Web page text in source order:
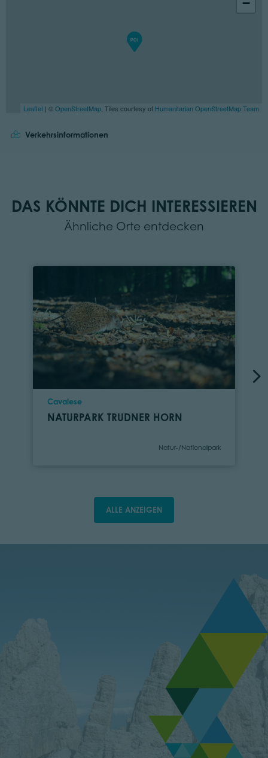
−
Leaflet | ©OpenStreetMap, Tiles courtesy of Humanitarian OpenStreetMap Team
Verkehrsinformationen
DAS KÖNNTE DICH INTERESSIEREN
Ähnliche Orte entdecken
Ort
Cavalese
NATURPARK TRUDNER HORN
Kategorie
Natur-/Nationalpark
ALLE ANZEIGEN